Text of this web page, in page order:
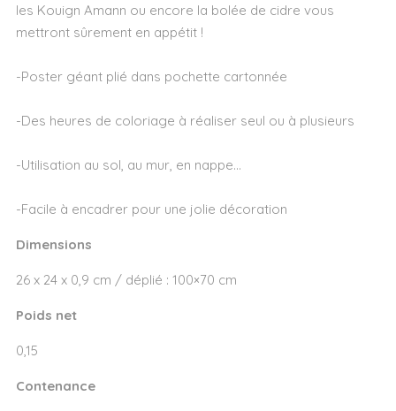
les Kouign Amann ou encore la bolée de cidre vous
mettront sûrement en appétit !
-Poster géant plié dans pochette cartonnée
-Des heures de coloriage à réaliser seul ou à plusieurs
-Utilisation au sol, au mur, en nappe…
-Facile à encadrer pour une jolie décoration
Dimensions
26 x 24 x 0,9 cm / déplié : 100×70 cm
Poids net
0,15
Contenance